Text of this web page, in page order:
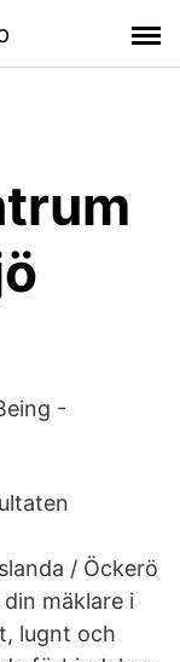
-
/ Öckerö
mäklare i
lugnt och